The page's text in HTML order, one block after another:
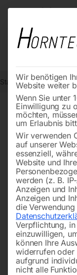
Start Stromaggregate
Wir benötigen
Website weiter
Wenn Sie unter
Einwilligung zu
möchten,
um Erlaubnis
Wir verwenden
auf unserer
essenziell,
Website und
werden (z. B.
Anzeigen und
Anzeigen und
die
Verpflichtung,
einzuwilligen,
können Ihre
widerrufen oder
aufgrund
nicht alle